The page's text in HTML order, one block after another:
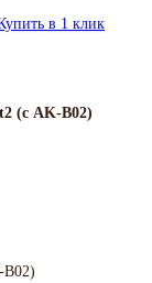
в 1 клик
(с AK-B02)